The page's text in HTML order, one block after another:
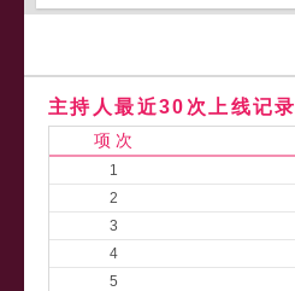
主持人最近30次上线记录
项 次
1
2
3
4
5